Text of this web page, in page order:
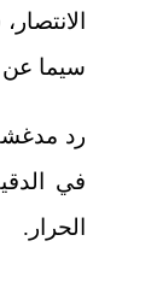
سيما
رد
في
الحرار.